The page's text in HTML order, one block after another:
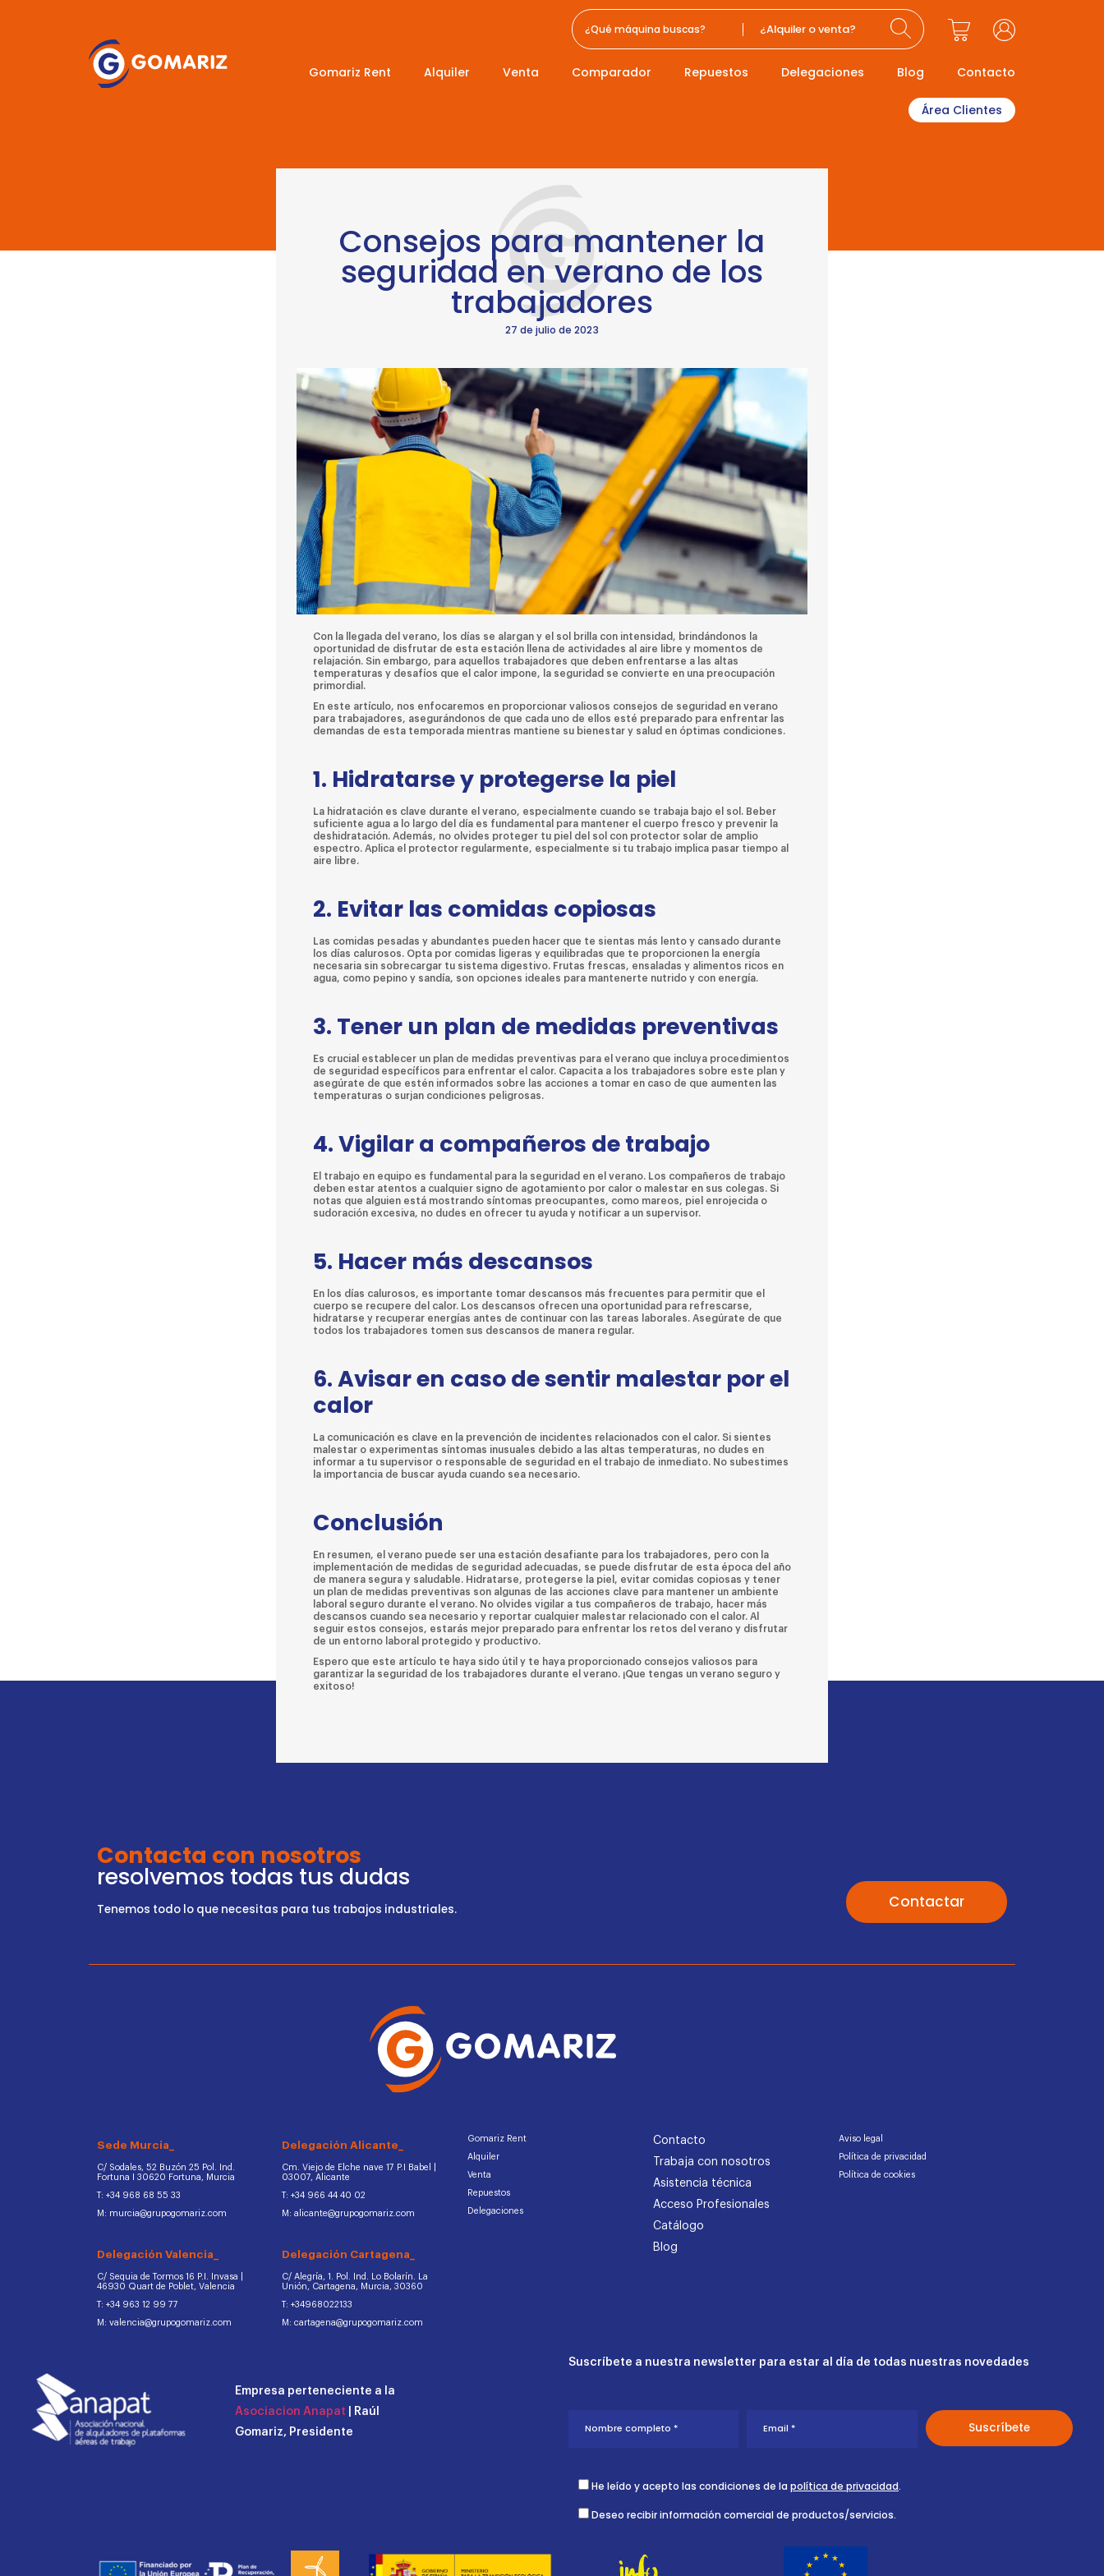
¿Alquiler o venta?
Gomariz Rent Alquiler Venta Comparador Repuestos Delegaciones Blog Contacto
Área Clientes
Consejos para mantener la
seguridad en verano de los
trabajadores
27 de julio de 2023
Con la llegada del verano, los días se alargan y el sol brilla con intensidad, brindándonos la
oportunidad de disfrutar de esta estación llena de actividades al aire libre y momentos de
relajación. Sin embargo, para aquellos trabajadores que deben enfrentarse a las altas
temperaturas y desafíos que el calor impone, la seguridad se convierte en una preocupación
primordial.
En este artículo, nos enfocaremos en proporcionar valiosos consejos de seguridad en verano
para trabajadores, asegurándonos de que cada uno de ellos esté preparado para enfrentar las
demandas de esta temporada mientras mantiene su bienestar y salud en óptimas condiciones.
1. Hidratarse y protegerse la piel
La hidratación es clave durante el verano, especialmente cuando se trabaja bajo el sol. Beber
suficiente agua a lo largo del día es fundamental para mantener el cuerpo fresco y prevenir la
deshidratación. Además, no olvides proteger tu piel del sol con protector solar de amplio
espectro. Aplica el protector regularmente, especialmente si tu trabajo implica pasar tiempo al
aire libre.
2. Evitar las comidas copiosas
Las comidas pesadas y abundantes pueden hacer que te sientas más lento y cansado durante
los días calurosos. Opta por comidas ligeras y equilibradas que te proporcionen la energía
necesaria sin sobrecargar tu sistema digestivo. Frutas frescas, ensaladas y alimentos ricos en
agua, como pepino y sandía, son opciones ideales para mantenerte nutrido y con energía.
3. Tener un plan de medidas preventivas
Es crucial establecer un plan de medidas preventivas para el verano que incluya procedimientos
de seguridad específicos para enfrentar el calor. Capacita a los trabajadores sobre este plan y
asegúrate de que estén informados sobre las acciones a tomar en caso de que aumenten las
temperaturas o surjan condiciones peligrosas.
4. Vigilar a compañeros de trabajo
El trabajo en equipo es fundamental para la seguridad en el verano. Los compañeros de trabajo
deben estar atentos a cualquier signo de agotamiento por calor o malestar en sus colegas. Si
notas que alguien está mostrando síntomas preocupantes, como mareos, piel enrojecida o
sudoración excesiva, no dudes en ofrecer tu ayuda y notificar a un supervisor.
5. Hacer más descansos
En los días calurosos, es importante tomar descansos más frecuentes para permitir que el
cuerpo se recupere del calor. Los descansos ofrecen una oportunidad para refrescarse,
hidratarse y recuperar energías antes de continuar con las tareas laborales. Asegúrate de que
todos los trabajadores tomen sus descansos de manera regular.
6. Avisar en caso de sentir malestar por el
calor
La comunicación es clave en la prevención de incidentes relacionados con el calor. Si sientes
malestar o experimentas síntomas inusuales debido a las altas temperaturas, no dudes en
informar a tu supervisor o responsable de seguridad en el trabajo de inmediato. No subestimes
la importancia de buscar ayuda cuando sea necesario.
Conclusión
En resumen, el verano puede ser una estación desafiante para los trabajadores, pero con la
implementación de medidas de seguridad adecuadas, se puede disfrutar de esta época del año
de manera segura y saludable. Hidratarse, protegerse la piel, evitar comidas copiosas y tener
un plan de medidas preventivas son algunas de las acciones clave para mantener un ambiente
laboral seguro durante el verano. No olvides vigilar a tus compañeros de trabajo, hacer más
descansos cuando sea necesario y reportar cualquier malestar relacionado con el calor. Al
seguir estos consejos, estarás mejor preparado para enfrentar los retos del verano y disfrutar
de un entorno laboral protegido y productivo.
Espero que este artículo te haya sido útil y te haya proporcionado consejos valiosos para
garantizar la seguridad de los trabajadores durante el verano. ¡Que tengas un verano seguro y
exitoso!
Contacta con nosotros
resolvemos todas tus dudas
Tenemos todo lo que necesitas para tus trabajos industriales. Contactar
Sede Murcia_
C/ Sodales, 52 Buzón 25 Pol. Ind.
Fortuna I 30620 Fortuna, Murcia
T: +34 968 68 55 33
M: murcia@grupogomariz.com
Delegación Valencia_
C/ Sequia de Tormos 16 P.I. Invasa |
46930 Quart de Poblet, Valencia
T: +34 963 12 99 77
M: valencia@grupogomariz.com
Delegación Alicante_
Cm. Viejo de Elche nave 17 P.I Babel |
03007, Alicante
T: +34 966 44 40 02
M: alicante@grupogomariz.com
Delegación Cartagena_
C/ Alegría, 1. Pol. Ind. Lo Bolarín. La
Unión, Cartagena, Murcia, 30360
T: +34968022133
M: cartagena@grupogomariz.com
Gomariz Rent
Alquiler
Venta
Repuestos
Delegaciones
Contacto
Trabaja con nosotros
Asistencia técnica
Acceso Profesionales
Catálogo
Blog
Aviso legal
Política de privacidad
Política de cookies
Empresa perteneciente a la
Asociacion Anapat | Raúl
Gomariz, Presidente
Suscríbete a nuestra newsletter para estar al día de todas nuestras novedades
He leído y acepto las condiciones de la política de privacidad.
Deseo recibir información comercial de productos/servicios.